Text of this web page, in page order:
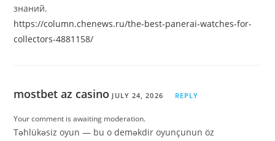
знаний.
https://column.chenews.ru/the-best-panerai-watches-for-
collectors-4881158/
mostbet az casino JULY 24, 2026 REPLY
Your comment is awaiting moderation.
Təhlükəsiz oyun — bu o deməkdir oyunçunun öz